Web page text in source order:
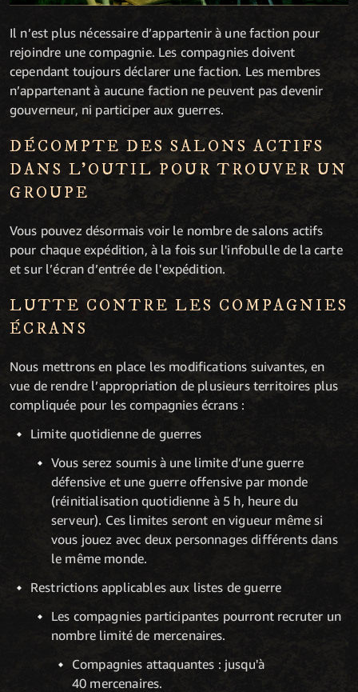
Il n’est plus nécessaire d’appartenir à une faction pour
rejoindre une compagnie. Les compagnies doivent
cependant toujours déclarer une faction. Les membres
n’appartenant à aucune faction ne peuvent pas devenir
gouverneur, ni participer aux guerres.
DÉCOMPTE DES SALONS ACTIFS
DANS L’OUTIL POUR TROUVER UN
GROUPE
Vous pouvez désormais voir le nombre de salons actifs
pour chaque expédition, à la fois sur l'infobulle de la carte
et sur l’écran d’entrée de l'expédition.
LUTTE CONTRE LES COMPAGNIES
ÉCRANS
Nous mettrons en place les modifications suivantes, en
vue de rendre l’appropriation de plusieurs territoires plus
compliquée pour les compagnies écrans :
Limite quotidienne de guerres
Vous serez soumis à une limite d’une guerre
défensive et une guerre offensive par monde
(réinitialisation quotidienne à 5 h, heure du
serveur). Ces limites seront en vigueur même si
vous jouez avec deux personnages différents dans
le même monde.
Restrictions applicables aux listes de guerre
Les compagnies participantes pourront recruter un
nombre limité de mercenaires.
Compagnies attaquantes : jusqu'à
40 mercenaires.